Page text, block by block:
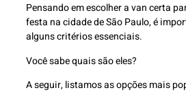
Pensando em escolher a van certa
festa na cidade de São Paulo, é
alguns critérios essenciais.
Você sabe quais são eles?
A seguir, listamos as opções mais